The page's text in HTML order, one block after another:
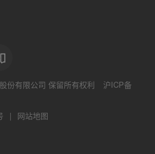
份有限公司 保留所有权利
沪ICP备
|
网站地图